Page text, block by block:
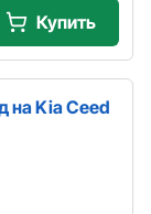
Купить
на Kia Ceed